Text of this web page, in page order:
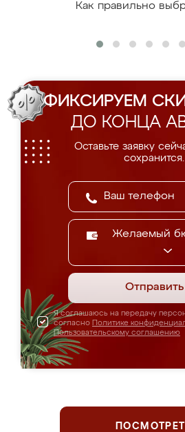
Как правильно
ФИКСИРУЕМ
ДО КОНЦА
Оставьте заявку
сохранится.
Желаемый
Отправить
Я соглашаюсь на передачу
согласно Политике
Пользовательскому соглашению